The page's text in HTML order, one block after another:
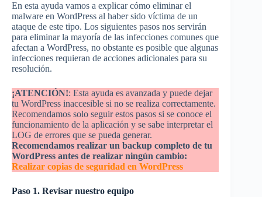
En esta ayuda vamos a explicar cómo eliminar el
malware en WordPress al haber sido víctima de un
ataque de este tipo. Los siguientes pasos nos servirán
para eliminar la mayoría de las infecciones comunes que
afectan a WordPress, no obstante es posible que algunas
infecciones requieran de acciones adicionales para su
resolución.
¡ATENCIÓN!: Esta ayuda es avanzada y puede dejar
tu WordPress inaccesible si no se realiza correctamente.
Recomendamos solo seguir estos pasos si se conoce el
funcionamiento de la aplicación y se sabe interpretar el
LOG de errores que se pueda generar.
Recomendamos realizar un backup completo de tu
WordPress antes de realizar ningún cambio:
Realizar copias de seguridad en WordPress
Paso 1. Revisar nuestro equipo